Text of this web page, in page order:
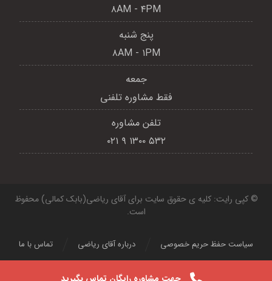
۸AM - ۴PM
پنج شنبه
۸AM - ۱PM
جمعه
فقط مشاوره تلفنی
تلفن مشاوره
۵۳۲ ۱۳۰۰ ۹ ۰۲۱
© کپی رایت: کلیه ی حقوق سایت برای آقای ریاضی(بابک کمالی) محفوظ
است.
تماس با ما درباره آقای ریاضی سیاست حفظ حریم خصوصی
جهت مشاوره رایگان تماس بگیرید